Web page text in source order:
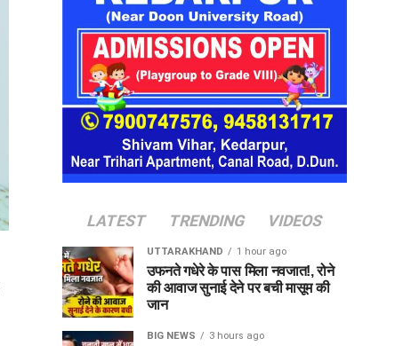
LATEST TRENDING VIDEOS
UTTARAKHAND 1 hour ago
उफनते गधेरे के पास मिला नवजात!, रोने
की आवाज सुनाई देने पर बची मासूम की
जान
BIG NEWS 3 hours ago